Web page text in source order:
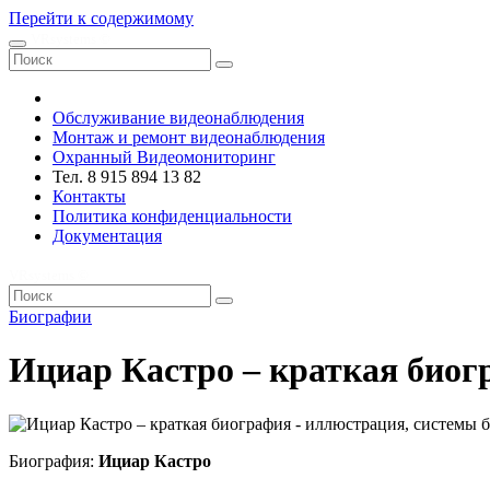
Перейти к содержимому
Обслуживание видеонаблюдения
Монтаж и ремонт видеонаблюдения
Охранный Видеомониторинг
Тел. 8 915 894 13 82
Контакты
Политика конфиденциальности
Документация
Биографии
Ициар Кастро – краткая
Биография: Ициар Кастро